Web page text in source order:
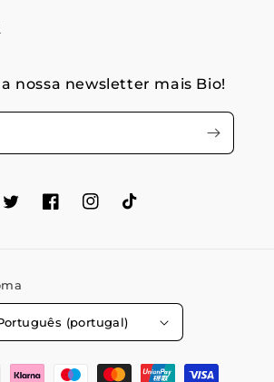
nossa newsletter mais Bio!
TwitterFacebookInstagram
TikTok
(portugal)